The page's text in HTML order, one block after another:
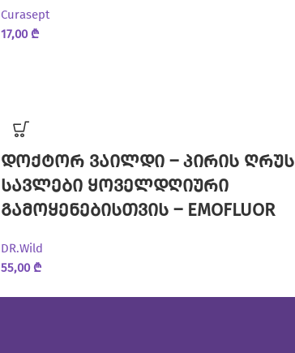
Curasept
17,00₾
დოქტორ ვაილდი – პირის ღრუს
სავლები ყოველდღიური
გამოყენებისთვის – EMOFLUOR
DR.Wild
55,00₾